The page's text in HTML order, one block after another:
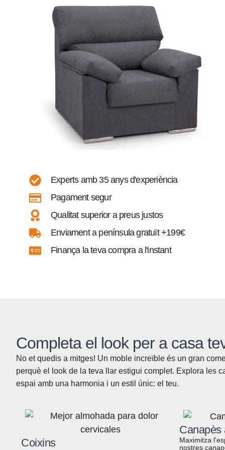
Experts amb 35 anys d'experiència
Pagament segur
Qualitat superior a preus justos
Enviament a península gratuït +199€
Finança la teva compra a l'instant
Completa el look per a casa
No et quedis a mitges! Un moble increïble és un gran
perquè el look de la teva llar estigui complet. Explora les
espai amb una harmonia i un estil únic: el teu.
Coixins
Canapès
Maximitza
nostres